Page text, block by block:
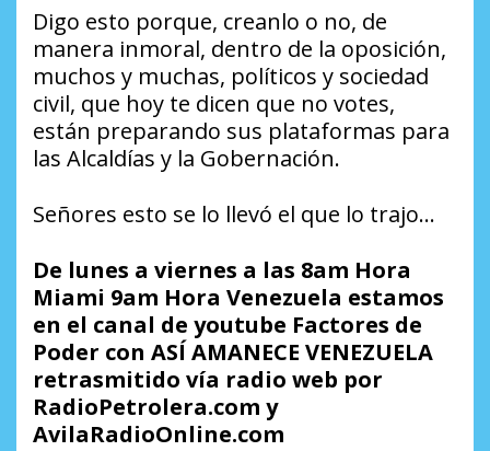
Digo esto porque, creanlo o no, de
manera inmoral, dentro de la oposición,
muchos y muchas, políticos y sociedad
civil, que hoy te dicen que no votes,
están preparando sus plataformas para
las Alcaldías y la Gobernación.
Señores esto se lo llevó el que lo trajo…
De lunes a viernes a las 8am Hora
Miami 9am Hora Venezuela estamos
en el canal de youtube Factores de
Poder con ASÍ AMANECE VENEZUELA
retrasmitido vía radio web por
RadioPetrolera.com y
AvilaRadioOnline.com